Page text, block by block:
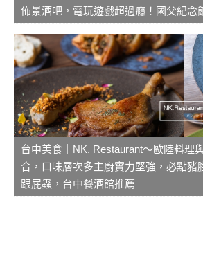
佈景酒吧，電玩遊戲超過癮！國父紀念
台中美食｜NK. Restaurant～歐陸料理
合，口味層次多主廚實力堅強，必點豬
跟屁蟲，台中餐酒館推薦